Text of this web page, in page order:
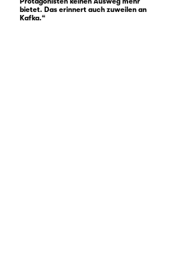
bietet. Das erinnert auch zuweilen an
Kafka.“